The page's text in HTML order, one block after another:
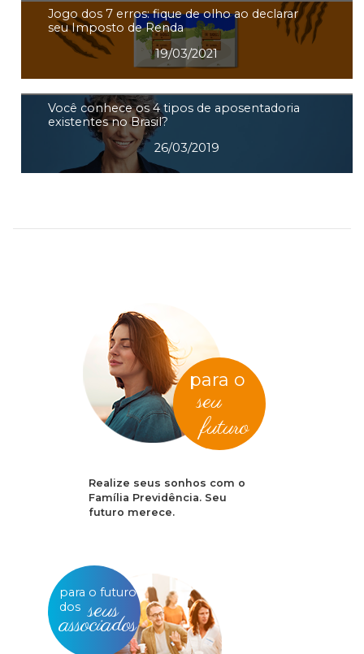
Jogo dos 7 erros: fique de olho ao declarar
seu Imposto de Renda
19/03/2021
Você conhece os 4 tipos de aposentadoria
existentes no Brasil?
26/03/2019
para o
seu
futuro
Realize seus sonhos com o
Família Previdência. Seu
futuro merece.
para o futuro
dos seus
associados